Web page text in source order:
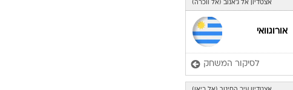
אצטדיון אל ג'אנוב (אל ווכרה)
אורוגוואי
לסיקור המשחק